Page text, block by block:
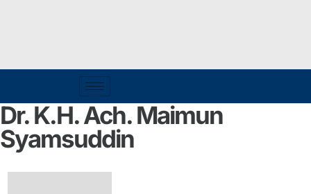
Dr. K.H. Ach. Maimun
Syamsuddin